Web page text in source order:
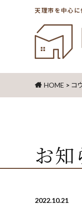
天理市を中心
HOME > コ
お知
2022.10.21